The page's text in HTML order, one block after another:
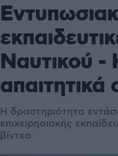
Ναυτικού -
Η δραστηριότητα
επιχειρησιακής
βίντεο